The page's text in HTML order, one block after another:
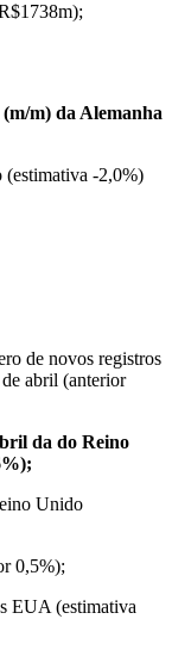
m) da Alemanha
(estimativa -2,0%)
de novos registros
abril (anterior
da do Reino
Unido
0,5%);
EUA (estimativa